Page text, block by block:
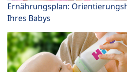
Ernährungsplan:
Ihres Babys